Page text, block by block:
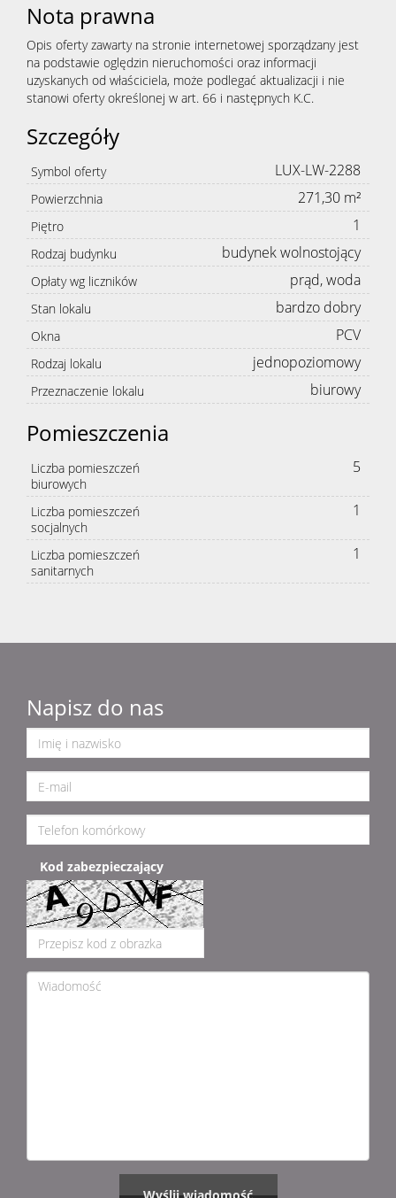
Nota prawna
Opis oferty zawarty na stronie internetowej sporządzany jest
na podstawie oględzin nieruchomości oraz informacji
uzyskanych od właściciela, może podlegać aktualizacji i nie
stanowi oferty określonej w art. 66 i następnych K.C.
Szczegóły
Symbol oferty LUX-LW-2288
Powierzchnia 271,30 m²
Piętro 1
Rodzaj budynku budynek wolnostojący
Opłaty wg liczników prąd, woda
Stan lokalu bardzo dobry
Okna PCV
Rodzaj lokalu jednopoziomowy
Przeznaczenie lokalu biurowy
Pomieszczenia
Liczba pomieszczeń
biurowych
5
Liczba pomieszczeń
socjalnych
1
Liczba pomieszczeń
sanitarnych
1
Napisz do nas
Kod zabezpieczający